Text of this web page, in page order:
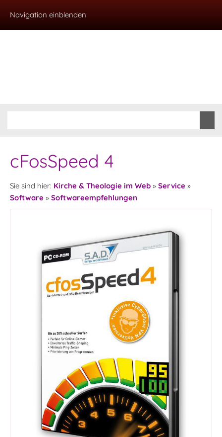
Navigation einblenden
cFosSpeed 4
Sie sind hier: Kirche & Theologie im Web » Service »
Software » Softwareempfehlungen